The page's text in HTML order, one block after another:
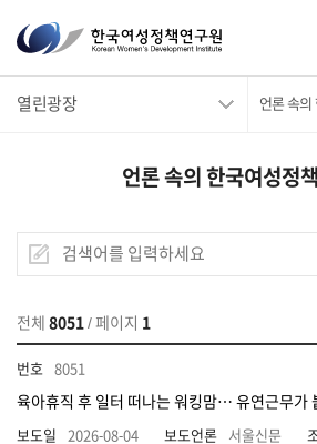
한
국
여
구
원
Korean
Women's
Development
Institute
열린광장 언론 속의
언론 속의 한국여성정
전체 8051 / 페이지 1
8051
육아휴직 후 일터 떠나는 워킹맘… 유연근무가
2026-08-04 서울신문